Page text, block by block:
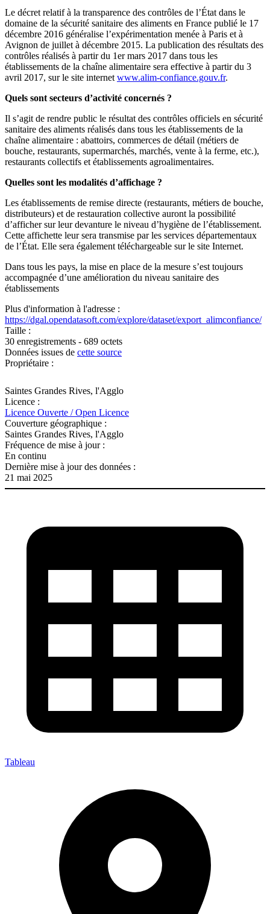
Le décret relatif à la transparence des contrôles de l’État dans le
domaine de la sécurité sanitaire des aliments en France publié le 17
décembre 2016 généralise l’expérimentation menée à Paris et à
Avignon de juillet à décembre 2015. La publication des résultats des
contrôles réalisés à partir du 1er mars 2017 dans tous les
établissements de la chaîne alimentaire sera effective à partir du 3
avril 2017, sur le site internetwww.alim-confiance.gouv.fr.
Quels sont secteurs d’activité concernés ?
Il s’agit de rendre public le résultat des contrôles officiels en sécurité
sanitaire des aliments réalisés dans tous les établissements de la
chaîne alimentaire : abattoirs, commerces de détail (métiers de
bouche, restaurants, supermarchés, marchés, vente à la ferme, etc.),
restaurants collectifs et établissements agroalimentaires.
Quelles sont les modalités d’affichage ?
Les établissements de remise directe (restaurants, métiers de bouche,
distributeurs) et de restauration collective auront la possibilité
d’afficher sur leur devanture le niveau d’hygiène de l’établissement.
Cette affichette leur sera transmise par les services départementaux
de l’État. Elle sera également téléchargeable sur le site Internet.
Dans tous les pays, la mise en place de la mesure s’est toujours
accompagnée d’une amélioration du niveau sanitaire des
établissements
Plus d'information à l'adresse :
https://dgal.opendatasoft.com/explore/dataset/export_alimconfiance/
Taille :
30 enregistrements - 689 octets
Données issues de cette source
Propriétaire :
Saintes Grandes Rives, l'Agglo
Licence :
Licence Ouverte / Open Licence
Couverture géographique :
Saintes Grandes Rives, l'Agglo
Fréquence de mise à jour :
En continu
Dernière mise à jour des données :
21 mai 2025
Tableau